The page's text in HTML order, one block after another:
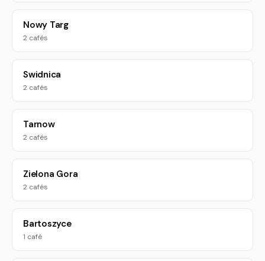
Nowy Targ
2 cafés
Swidnica
2 cafés
Tarnow
2 cafés
Zielona Gora
2 cafés
Bartoszyce
1 café